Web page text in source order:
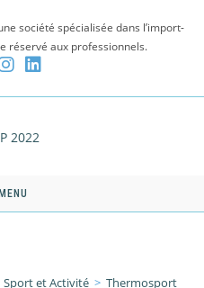
société spécialisée dans l’import-
réservé aux professionnels.
Sport et Activité > Thermosport